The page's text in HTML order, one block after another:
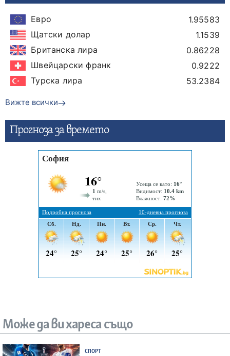
Евро
1.95583
Щатски долар
1.1539
Британска лира
0.86228
Швейцарски франк
0.9222
Турска лира
53.2384
Вижте всички
Прогнозa за времето
Може да ви хареса също
СПОРТ